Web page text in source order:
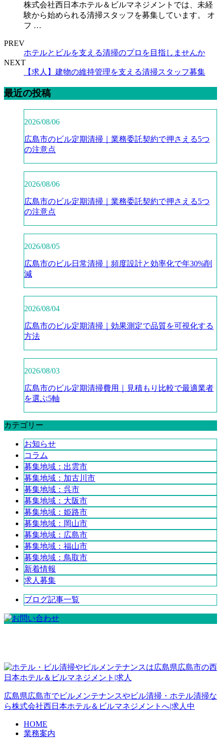
株式会社西日本ホテル＆ビルマネジメントでは、未経
験から始められる清掃スタッフを募集しています。 オ
フ …
PREV
ホテルとビルを支える清掃のプロを目指しませんか
NEXT
【求人】建物の維持管理を支える清掃スタッフ募集
最近の投稿
2026/08/06
広島市のビル定期清掃｜業務委託契約で押さえる5つ
の注意点
2026/08/06
広島市のビル定期清掃｜業務委託契約で押さえる5つ
の注意点
2026/08/05
広島市のビル日常清掃｜頻度設計と効率化で年30%削
減
2026/08/04
広島市のビル定期清掃｜効果測定で品質を可視化する
方法
2026/08/03
広島市のビル定期清掃費用｜見積もり比較で最適業者
を選ぶ5軸
カテゴリー
お知らせ
コラム
募集地域：出雲市
募集地域：加古川市
募集地域：呉市
募集地域：大阪市
募集地域：姫路市
募集地域：岡山市
募集地域：広島市
募集地域：福山市
募集地域：鳥取市
新着情報
求人募集
ブログ記事一覧
広島県広島市でビルメンテナンスやビル清掃・ホテル清掃な
ら株式会社西日本ホテル＆ビルマネジメントへ|求人中
HOME
業務案内